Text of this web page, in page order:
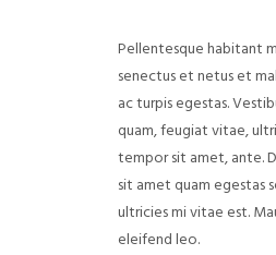
Pellentesque habitant
senectus et netus et
ac turpis egestas.
quam, feugiat vitae,
tempor sit amet, ante.
sit amet quam egestas
ultricies mi vitae est.
eleifend leo.